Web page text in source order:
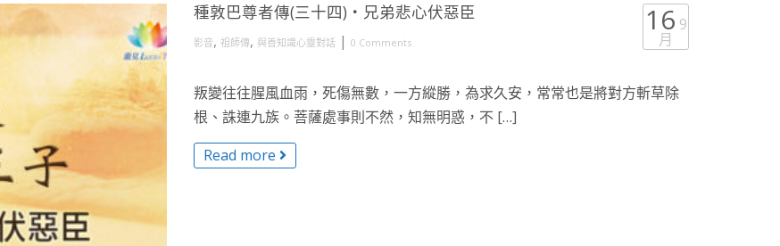
種敦巴尊者傳(三十四)・兄弟悲心伏惡臣
影音, 祖師傳, 與善知識心靈對話 | 0 Comments
16 9
月
叛變往往腥風血雨，死傷無數，一方縱勝，為求久安，常常也是將對方斬草除
根、誅連九族。菩薩處事則不然，知無明惑，不 […]
Read more